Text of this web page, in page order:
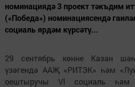
номинациядә 3 проект тәкъдим
(«Победа») номинациясендә
социаль ярдәм күрсәтү...
29 сентябрь көнне Казан
үзәгендә ААҖ «РИТЭК» һәм
оештыручы VI социаль һәм